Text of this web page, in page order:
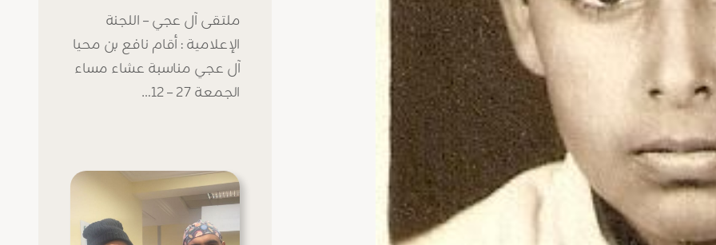
ملتقى آل عجي – اللجنة
الإعلامية : أقام نافع بن محيا
آل عجي مناسبة عشاء مساء
الجمعة 27 – 12…